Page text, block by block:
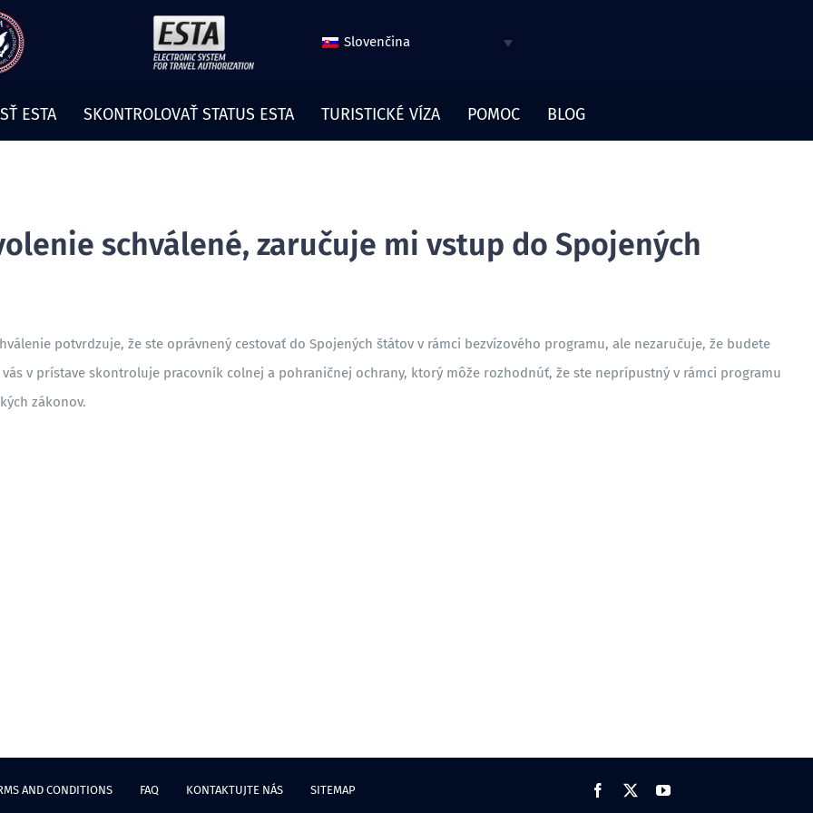
Slovenčina
ESTA SKONTROLOVAŤ STATUS ESTA TURISTICKÉ VÍZA POMOC BLOG
schválené, zaručuje mi vstup do Spojených
potvrdzuje, že ste oprávnený cestovať do Spojených štátov v rámci bezvízového programu, ale nezaručuje, že budete
v prístave skontroluje pracovník colnej a pohraničnej ochrany, ktorý môže rozhodnúť, že ste neprípustný v rámci programu
zákonov.
AND CONDITIONS FAQ KONTAKTUJTE NÁS SITEMAP